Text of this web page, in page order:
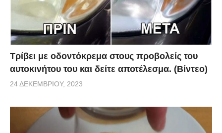
Τρίβει με οδοντόκρεμα στους προβολείς του
αυτοκινήτου του και δείτε αποτέλεσμα. (Βίντεο)
24 ΔΕΚΕΜΒΡΊΟΥ, 2023